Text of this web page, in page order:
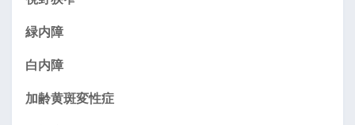
緑内障
白内障
加齢黄斑変性症